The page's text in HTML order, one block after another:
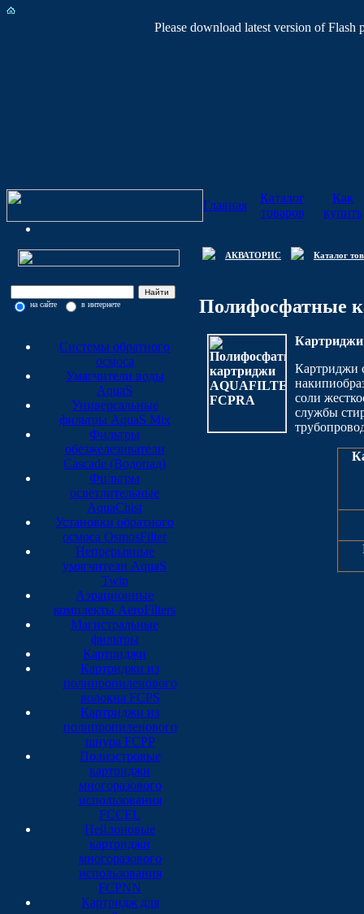
Please download latest version of Flash
Главная
Каталог
товаров
Как
купить
на сайте в интернете
Системы обратного
осмоса
Умягчители воды
AquaS
Универсальные
фильтры AquaS Mix
Фильтры
обезжелезиватели
Cascade (Водопад)
Фильтры
осветлительные
AquaChist
Установки обратного
осмоса OsmosFilter
Непрерывные
умягчители AquaS
Twin
Аэрационные
комплекты AeroFilters
Магистральные
фильтры
Картриджи
Картриджи из
полипропиленового
волокна FCPS
Картриджи из
полипропиленового
шнура FCPP
Полиэстровые
картриджи
многоразового
использования
FCCEL
Нейлоновые
картриджи
многоразового
использования
FCPNN
Картридж для
АКВАТОРИС Каталог
Полифосфатные
Картриджи
Картриджи
соли
службы